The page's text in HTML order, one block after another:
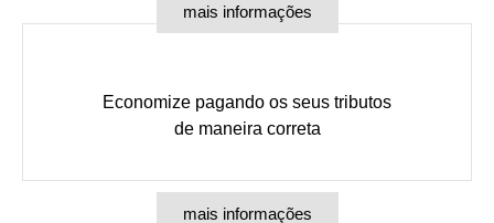
mais informações
Economize pagando os seus tributos
de maneira correta
mais informações